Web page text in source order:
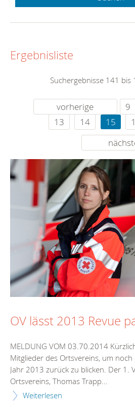
Ergebnisliste
Suchergebnisse 141 bis
vorherige 9
13
14 15
OV lässt 2013 Revue
MELDUNG VOM 03.70.2014
Mitglieder des Ortsvereins, um
Jahr 2013 zurück zu blicken. Der 1.
Ortsvereins, Thomas Trapp...
Weiterlesen